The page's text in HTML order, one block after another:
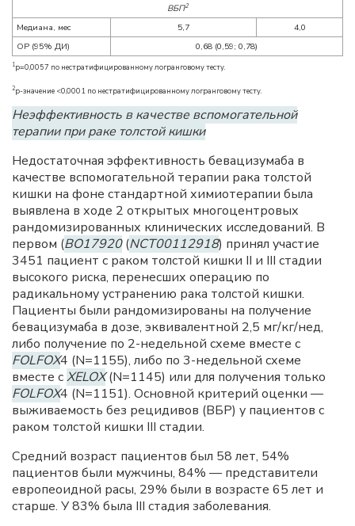
ВБП2
Медиана, мес 5,7
4,0
ОР (95% ДИ)
0,68 (0,59; 0,78)
1p=0,0057 по нестратифицированному логранговому тесту.
2p-значение <0,0001 по нестратифицированному логранговому тесту.
Неэффективность в качестве вспомогательной
терапии при раке толстой кишки
Недостаточная эффективность бевацизумаба в
качестве вспомогательной терапии рака толстой
кишки на фоне стандартной химиотерапии была
выявлена в ходе 2 открытых многоцентровых
рандомизированных клинических исследований. В
первом (BO17920(NCT00112918) принял участие
3451 пациент с раком толстой кишки II и III стадии
высокого риска, перенесших операцию по
радикальному устранению рака толстой кишки.
Пациенты были рандомизированы на получение
бевацизумаба в дозе, эквивалентной 2,5 мг/кг/нед,
либо получение по 2-недельной схеме вместе с
FOLFOX4 (N=1155), либо по 3-недельной схеме
вместе сXELOX(N=1145) или для получения только
FOLFOX4 (N=1151). Основной критерий оценки —
выживаемость без рецидивов (ВБР) у пациентов с
раком толстой кишки III стадии.
Средний возраст пациентов был 58 лет, 54%
пациентов были мужчины, 84% — представители
европеоидной расы, 29% были в возрасте 65 лет и
старше. У 83% была III стадия заболевания.